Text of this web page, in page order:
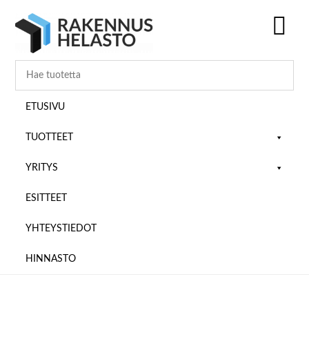
pääsisältöön
ensisijaiseen
alatunnisteeseen
ETUSIVU
TUOTTEET
YRITYS
ESITTEET
YHTEYSTIEDOT
HINNASTO